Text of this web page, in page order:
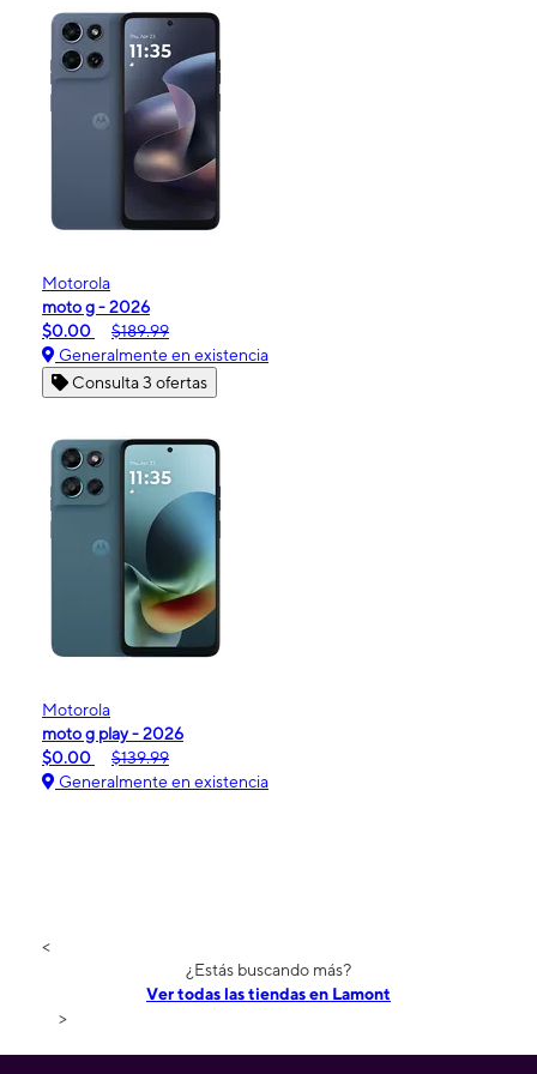
Motorola
moto g - 2026
$0.00
$189.99
Generalmente en existencia
Consulta 3 ofertas
Motorola
moto g play - 2026
$0.00
$139.99
Generalmente en existencia
<
¿Estás buscando más?
Ver todas las tiendas en Lamont
>